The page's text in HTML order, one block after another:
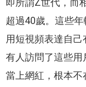
即所謂Z世代，而
超過40歲。這些
用短視頻表達自
有人訪問了這些
當上網紅，根本